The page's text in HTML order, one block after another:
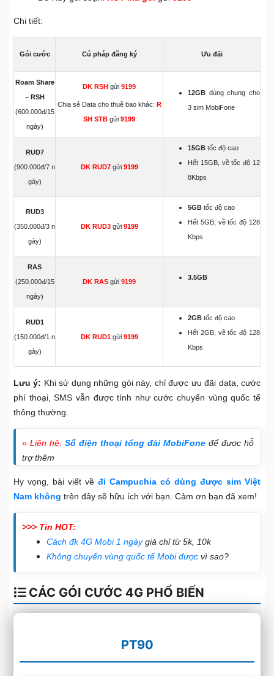
Chi tiết:
Gói cước Cú pháp đăng ký Ưu đãi
Roam Share
– RSH
(600.000đ/15
ngày)
DK RSH gửi 9199
Chia sẻ Data cho thuê bao khác: R
SH STB gửi 9199
12GB dùng chung cho
3 sim MobiFone
RUD7
(900.000đ/7 n
gày)
DK RUD7 gửi 9199
15GB tốc độ cao
Hết 15GB, về tốc độ 12
8Kbps
RUD3
(350.000đ/3 n
gày)
DK RUD3gửi 9199
5GB tốc độ cao
Hết 5GB, về tốc độ 128
Kbps
RAS
(250.000đ/15
ngày)
DK RAS gửi 9199
3.5GB
RUD1
(150.000đ/1 n
gày)
DK RUD1 gửi 9199
2GB tốc độ cao
Hết 2GB, về tốc độ 128
Kbps
Lưu ý: Khi sử dụng những gói này, chỉ được ưu đãi data, cước
phí thoại, SMS vẫn được tính như cước chuyển vùng quốc tế
thông thường.
» Liên hệ: Số điện thoại tổng đài MobiFone để được hỗ
trợ thêm
Hy vọng, bài viết về đi Campuchia có dùng được sim Việt
Nam không trên đây sẽ hữu ích với bạn. Cảm ơn bạn đã xem!
>>> Tin HOT:
Cách đk 4G Mobi 1 ngàygiá chỉ từ 5k, 10k
Không chuyển vùng quốc tế Mobi được vì sao?
CÁC GÓI CƯỚC 4G PHỔ BIẾN
PT90